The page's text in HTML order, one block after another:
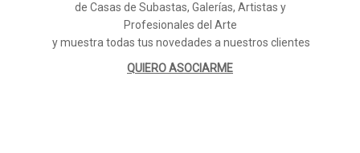
de Casas de Subastas, Galerías, Artistas y
Profesionales del Arte
y muestra todas tus novedades a nuestros clientes
QUIERO ASOCIARME